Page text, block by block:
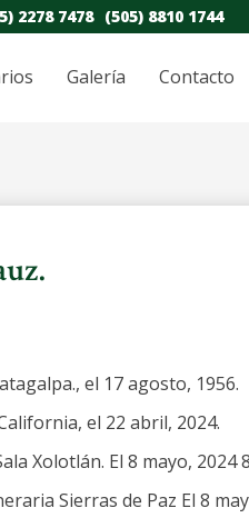
2278 7478 (505) 8810 1744
Galería Contacto
el 17 agosto, 1956.
el 22 abril, 2024.
Xolotlán. El 8 mayo, 2024
Sierras de Paz El 8